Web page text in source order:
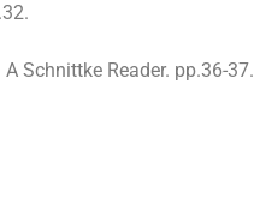
Schnittke Reader. pp.36-37.